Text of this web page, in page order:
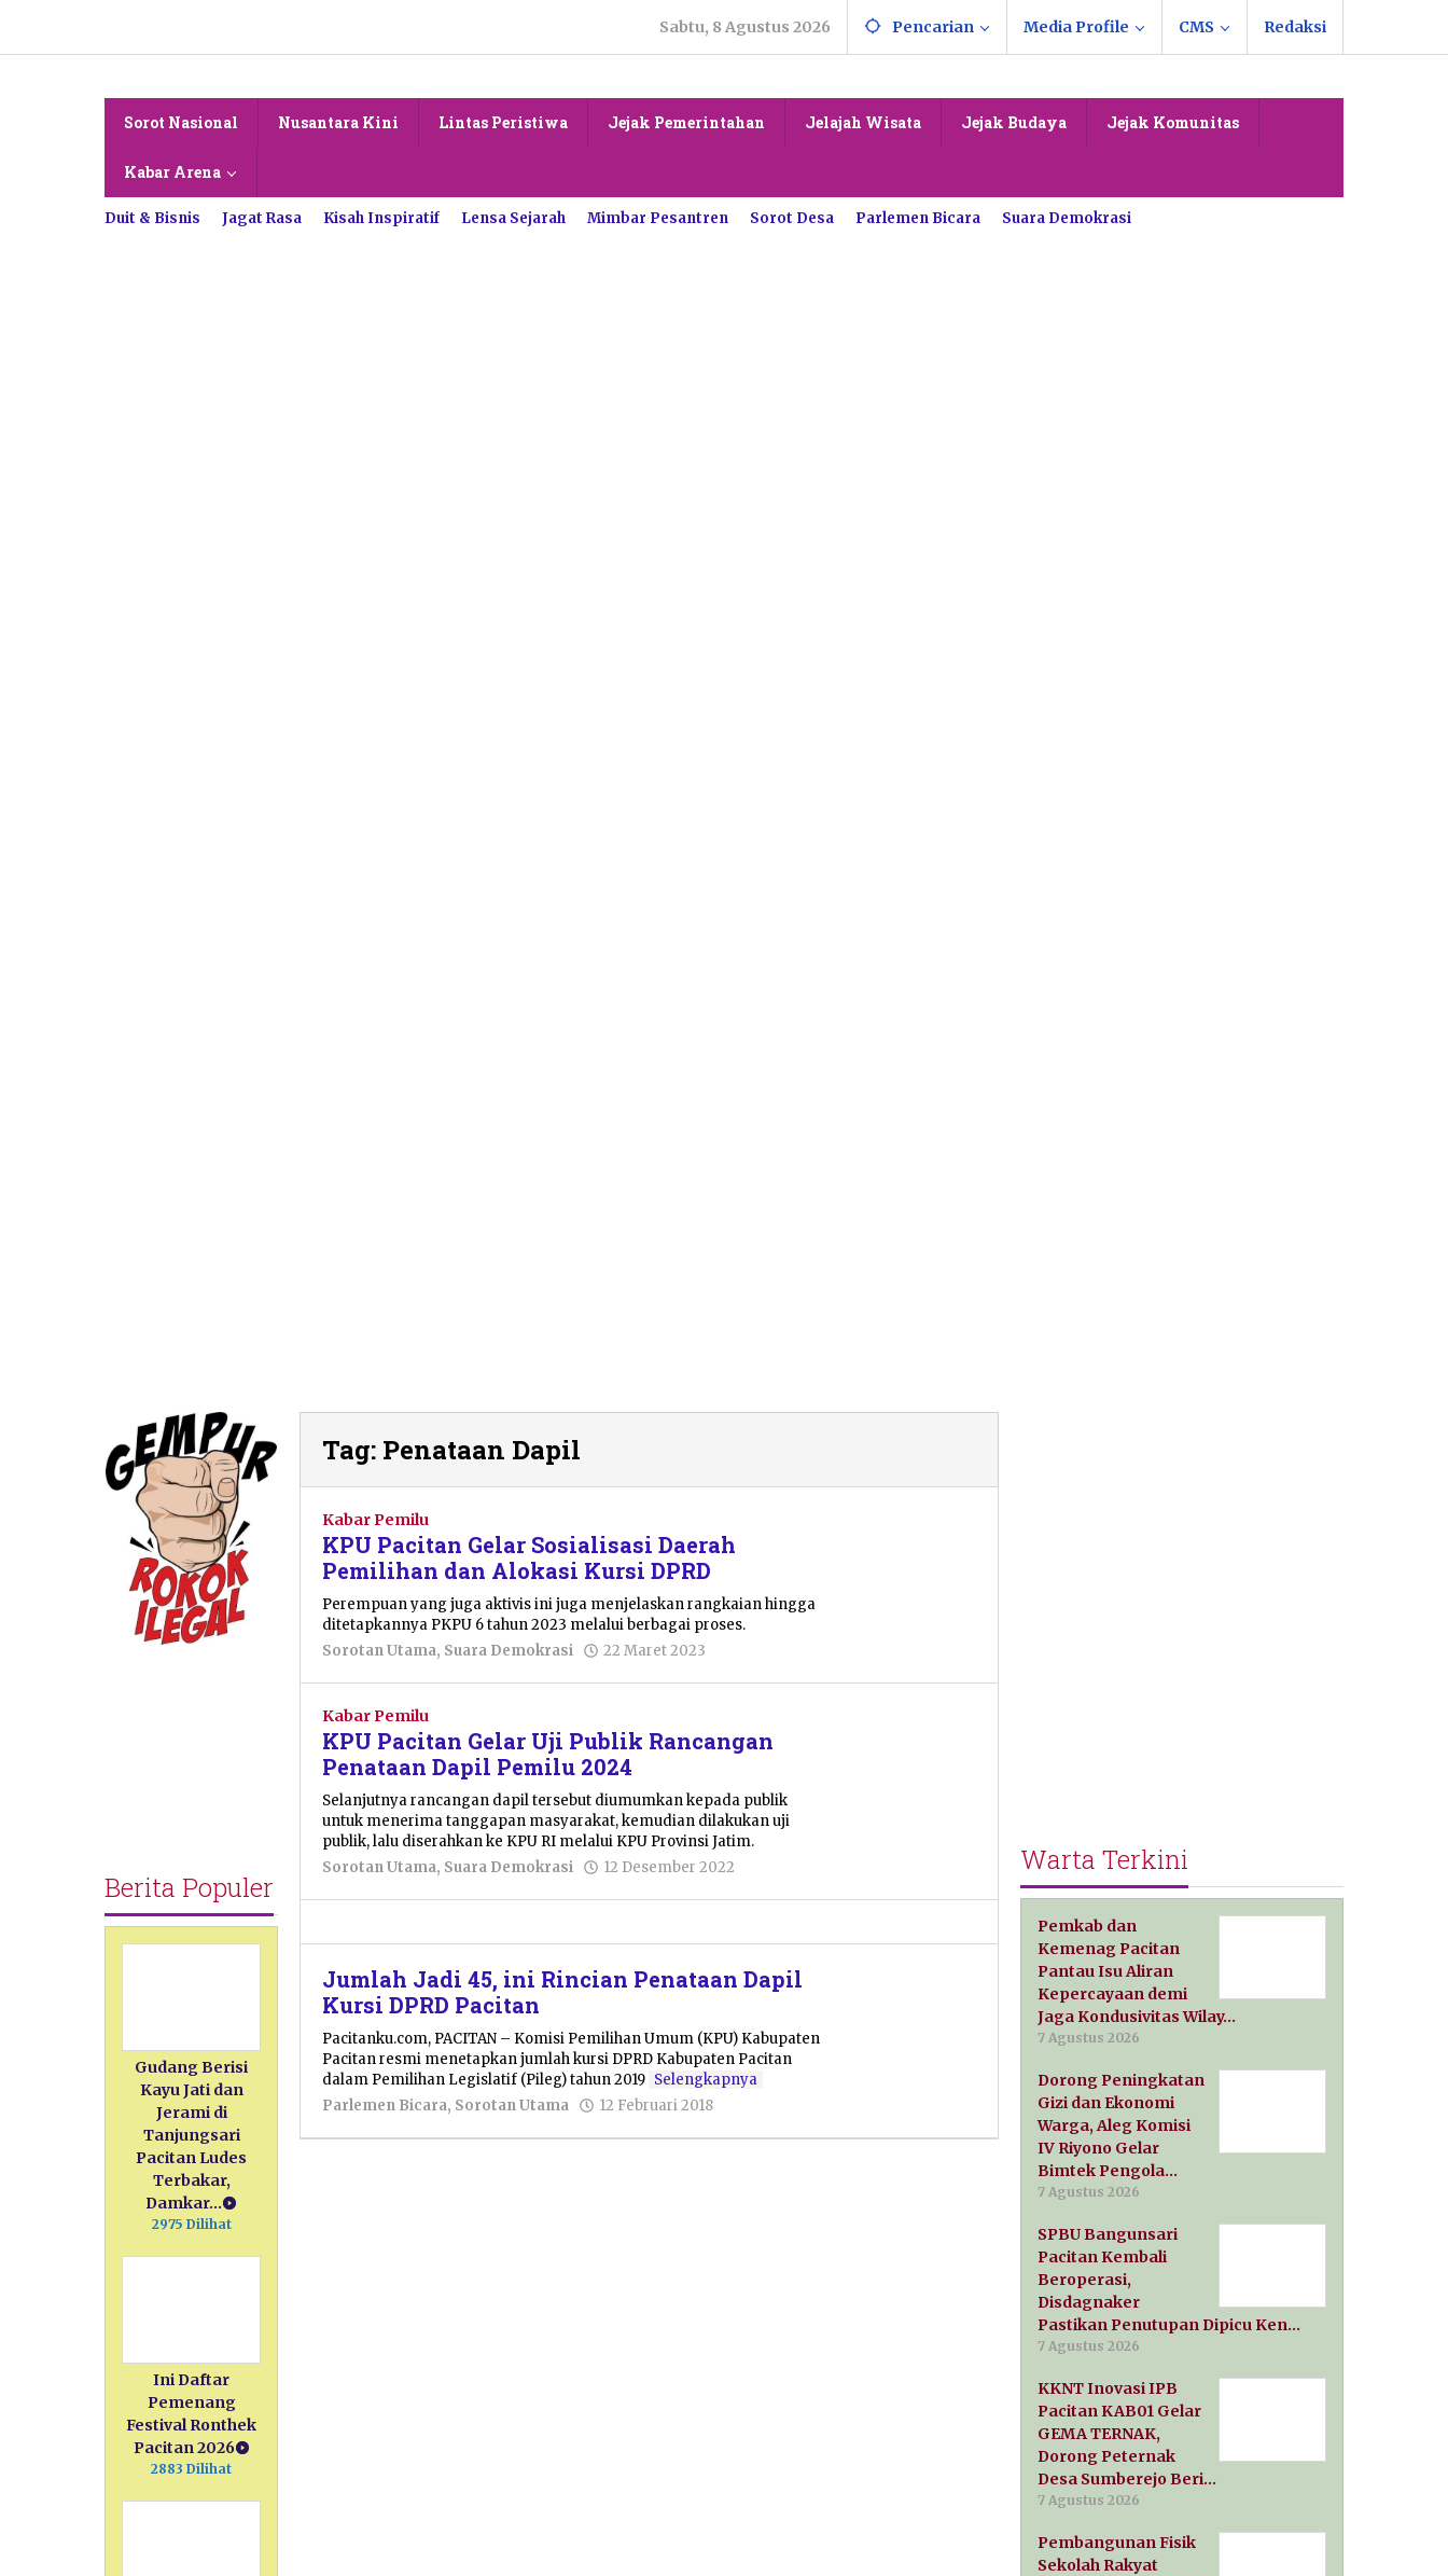
konten
Sabtu, 8 Agustus 2026 Pencarian Media Profile CMS Redaksi
Sorot Nasional Nusantara Kini Lintas Peristiwa Jejak Pemerintahan Jelajah Wisata Jejak Budaya Jejak Komunitas
Kabar Arena
Duit & Bisnis Jagat Rasa Kisah Inspiratif Lensa Sejarah Mimbar Pesantren Sorot Desa Parlemen Bicara Suara Demokrasi
Berita Populer
Gudang Berisi
Kayu Jati dan
Jerami di
Tanjungsari
Pacitan Ludes
Terbakar,
Damkar…
2975 Dilihat
Ini Daftar
Pemenang
Festival Ronthek
Pacitan 2026
2883 Dilihat
Tag: Penataan Dapil
Kabar Pemilu
KPU Pacitan Gelar Sosialisasi Daerah
Pemilihan dan Alokasi Kursi DPRD
Perempuan yang juga aktivis ini juga menjelaskan rangkaian hingga
ditetapkannya PKPU 6 tahun 2023 melalui berbagai proses.
Sorotan Utama, Suara Demokrasi 22 Maret 2023
Primanto
Kabar Pemilu
KPU Pacitan Gelar Uji Publik Rancangan
Penataan Dapil Pemilu 2024
Selanjutnya rancangan dapil tersebut diumumkan kepada publik
untuk menerima tanggapan masyarakat, kemudian dilakukan uji
publik, lalu diserahkan ke KPU RI melalui KPU Provinsi Jatim.
Sorotan Utama, Suara Demokrasi 12 Desember 2022
Jumlah Jadi 45, ini Rincian Penataan Dapil
Kursi DPRD Pacitan
Pacitanku.com, PACITAN – Komisi Pemilihan Umum (KPU) Kabupaten
Pacitan resmi menetapkan jumlah kursi DPRD Kabupaten Pacitan
dalam Pemilihan Legislatif (Pileg) tahun 2019 Selengkapnya
Parlemen Bicara, Sorotan Utama 12 Februari 2018
Warta Terkini
Pemkab dan
Kemenag Pacitan
Pantau Isu Aliran
Kepercayaan demi
Jaga Kondusivitas Wilay…
7 Agustus 2026
Dorong Peningkatan
Gizi dan Ekonomi
Warga, Aleg Komisi
IV Riyono Gelar
Bimtek Pengola…
7 Agustus 2026
SPBU Bangunsari
Pacitan Kembali
Beroperasi,
Disdagnaker
Pastikan Penutupan Dipicu Ken…
7 Agustus 2026
KKNT Inovasi IPB
Pacitan KAB01 Gelar
GEMA TERNAK,
Dorong Peternak
Desa Sumberejo Beri…
7 Agustus 2026
Pembangunan Fisik
Sekolah Rakyat